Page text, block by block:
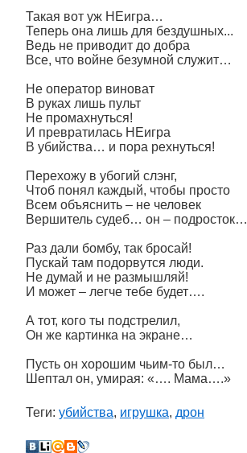
Такая вот уж НЕигра…
Теперь она лишь для бездушных...
Ведь не приводит до добра
Все, что войне безумной служит…
Не оператор виноват
В руках лишь пульт
Не промахнуться!
И превратилась НЕигра
В убийства… и пора рехнуться!
Перехожу в убогий слэнг,
Чтоб понял каждый, чтобы просто
Всем объяснить – не человек
Вершитель судеб… он – подросток…
Раз дали бомбу, так бросай!
Пускай там подорвутся люди.
Не думай и не размышляй!
И может – легче тебе будет….
А тот, кого ты подстрелил,
Он же картинка на экране…
Пусть он хорошим чьим-то был…
Шептал он, умирая: «…. Мама….»
Теги: убийства, игрушка, дрон